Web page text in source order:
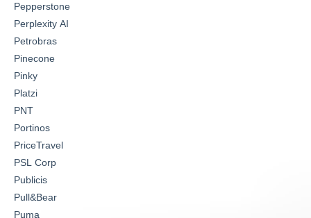
Pepperstone
Perplexity AI
Petrobras
Pinecone
Pinky
Platzi
PNT
Portinos
PriceTravel
PSL Corp
Publicis
Pull&Bear
Puma